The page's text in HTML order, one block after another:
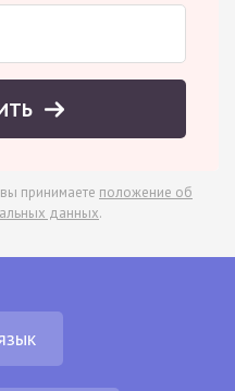
принимаете положение об
данных.